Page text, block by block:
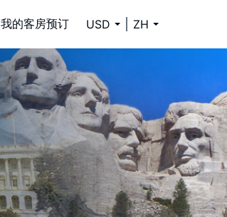
我的客房预订 USD ZH